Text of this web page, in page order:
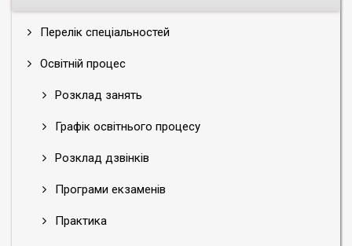
Перелік спеціальностей
Освітній процес
Розклад занять
Графік освітнього процесу
Розклад дзвінків
Програми екзаменів
Практика